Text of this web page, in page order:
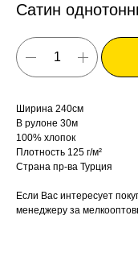
Сатин
Ширина 240см
В рулоне 30м
100% хлопок
Плотность 125 г/м²
Страна пр-ва Турция
Если Вас интересует
менеджеру за